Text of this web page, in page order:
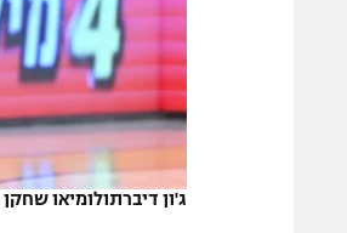
רשיון להקרנה פומבית
הצטרפות לחבילת הערוצים
לוח דרושים – ג'ובנט
תגיות
ג'ון דיברתולומיאו